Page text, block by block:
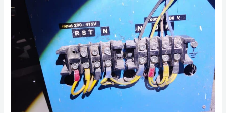
Memilih
Teknisi
Listrik
yang
Profesional